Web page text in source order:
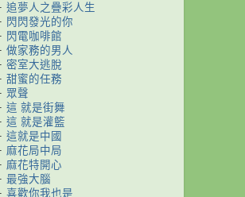
追夢人之疊彩人生
閃閃發光的你
閃電咖啡館
做家務的男人
密室大逃脫
甜蜜的任務
眾聲
這 就是街舞
這 就是灌籃
這就是中國
麻花局中局
麻花特開心
最強大腦
喜歡你我也是